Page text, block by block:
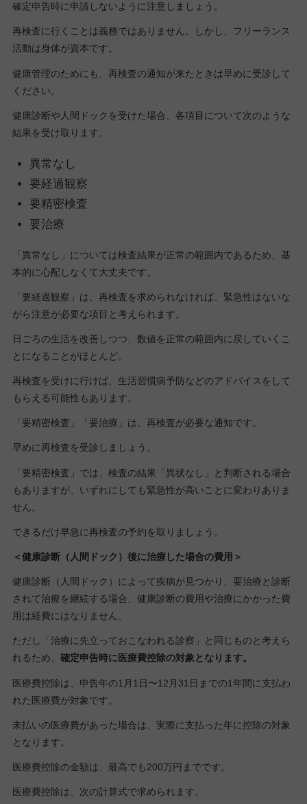
確定申告時に申請しないように注意しましょう。
再検査に行くことは義務ではありません。しかし、フリーランス
活動は身体が資本です。
健康管理のためにも、再検査の通知が来たときは早めに受診して
ください。
健康診断や人間ドックを受けた場合、各項目について次のような
結果を受け取ります。
異常なし
要経過観察
要精密検査
要治療
「異常なし」については検査結果が正常の範囲内であるため、基
本的に心配しなくて大丈夫です。
「要経過観察」は、再検査を求められなければ、緊急性はないな
がら注意が必要な項目と考えられます。
日ごろの生活を改善しつつ、数値を正常の範囲内に戻していくこ
とになることがほとんど。
再検査を受けに行けば、生活習慣病予防などのアドバイスをして
もらえる可能性もあります。
「要精密検査」「要治療」は、再検査が必要な通知です。
早めに再検査を受診しましょう。
「要精密検査」では、検査の結果「異状なし」と判断される場合
もありますが、いずれにしても緊急性が高いことに変わりありま
せん。
できるだけ早急に再検査の予約を取りましょう。
＜健康診断（人間ドック）後に治療した場合の費用＞
健康診断（人間ドック）によって疾病が見つかり、要治療と診断
されて治療を継続する場合、健康診断の費用や治療にかかった費
用は経費にはなりません。
ただし「治療に先立っておこなわれる診察」と同じものと考えら
れるため、 確定申告時に医療費控除の対象となります。
医療費控除は、申告年の1月1日〜12月31日までの1年間に支払わ
れた医療費が対象です。
未払いの医療費があった場合は、実際に支払った年に控除の対象
となります。
医療費控除の金額は、最高でも200万円までです。
医療費控除は、次の計算式で求められます。